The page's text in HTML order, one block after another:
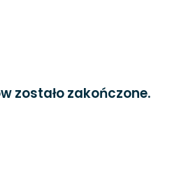
zostało zakończone.